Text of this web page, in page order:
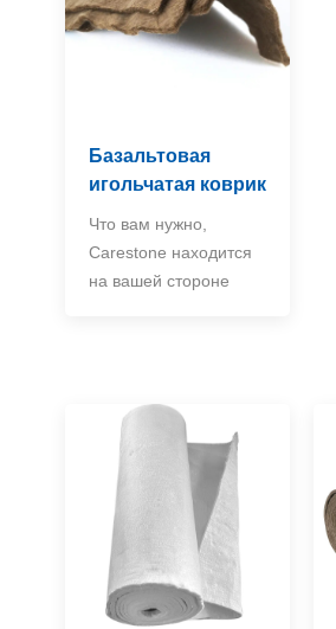
Базальтовая
игольчатая коврик
Что вам нужно,
Carestone находится
на вашей стороне